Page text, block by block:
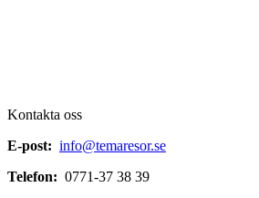
Kontakta oss
E-post: info@temaresor.se
Telefon: 0771-37 38 39